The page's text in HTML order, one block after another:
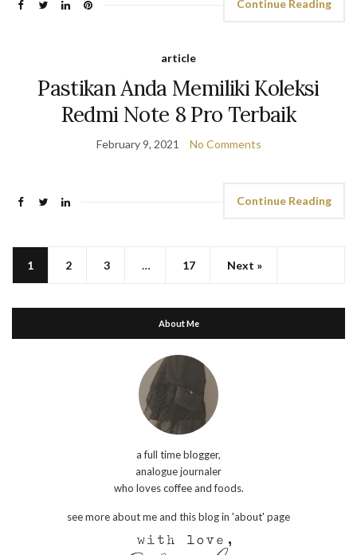
Continue Reading
article
Pastikan Anda Memiliki Koleksi
Redmi Note 8 Pro Terbaik
February 9, 2021 No Comments
Continue Reading
1 2 3 … 17 Next »
About Me
a full time blogger,
analogue journaler
who loves coffee and foods.
see more about me and this blog in 'about' page